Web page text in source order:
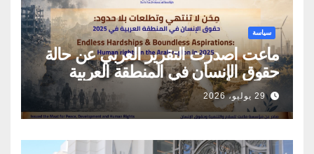
سياسة
ماعت اصدرت التقرير العربي عن حالة
حقوق الإنسان في المنطقة العربية
29 يوليو، 2026